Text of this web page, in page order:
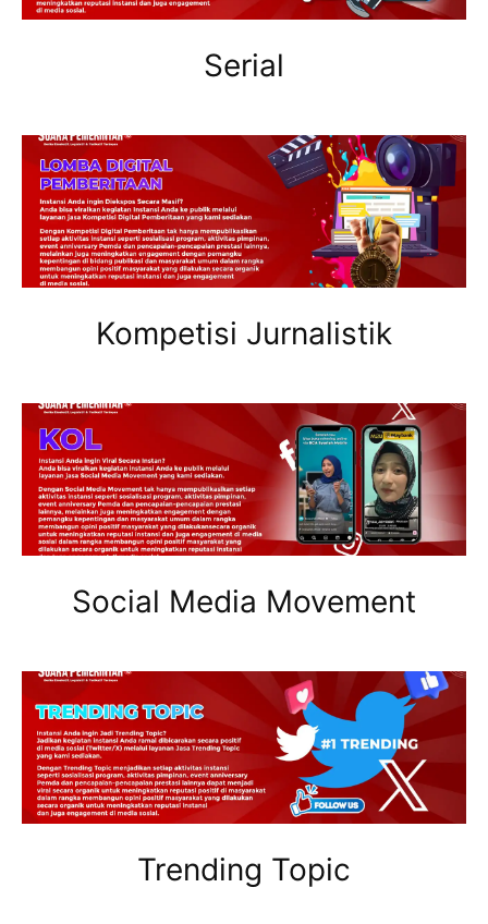
Serial
Kompetisi Jurnalistik
Social Media Movement
Trending Topic